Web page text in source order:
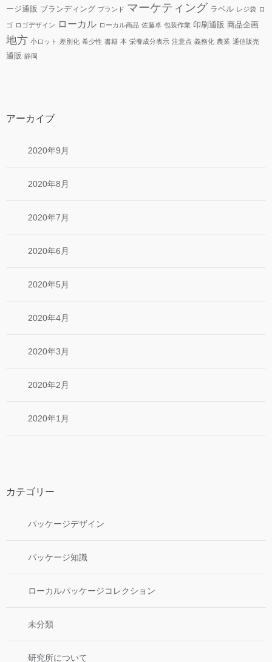
ージ通販 ブランディング ブランド マーケティング ラベル レジ袋 ロ
ゴ ロゴデザイン ローカル ローカル商品 佐藤卓 包装作業 印刷通販 商品企画
地方 小ロット 差別化 希少性 書籍 本 栄養成分表示 注意点 義務化 農業 通信販売
通販 静岡
アーカイブ
2020年9月
2020年8月
2020年7月
2020年6月
2020年5月
2020年4月
2020年3月
2020年2月
2020年1月
カテゴリー
パッケージデザイン
パッケージ知識
ローカルパッケージコレクション
未分類
研究所について